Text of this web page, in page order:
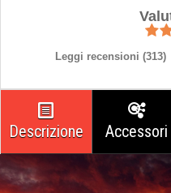
Leggi recensioni (313)
Descrizione Accessori